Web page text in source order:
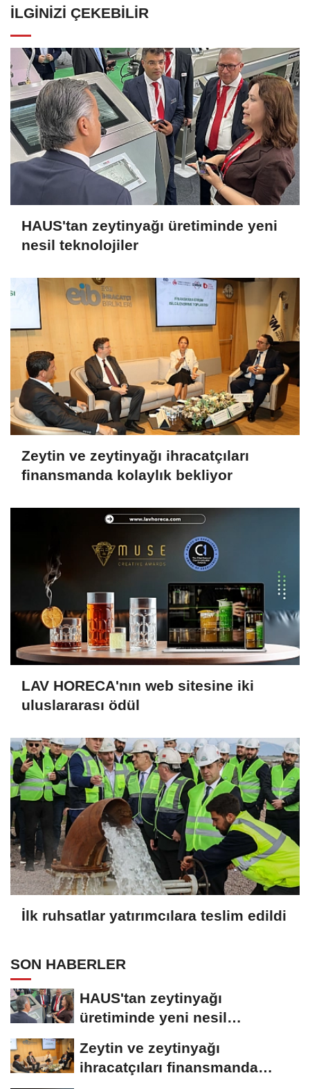
İLGINIZI ÇEKEBILIR
HAUS'tan zeytinyağı üretiminde yeni
nesil teknolojiler
Zeytin ve zeytinyağı ihracatçıları
finansmanda kolaylık bekliyor
LAV HORECA'nın web sitesine iki
uluslararası ödül
İlk ruhsatlar yatırımcılara teslim edildi
SON HABERLER
HAUS'tan zeytinyağı
üretiminde yeni nesil
Zeytin ve zeytinyağı
ihracatçıları finansmanda